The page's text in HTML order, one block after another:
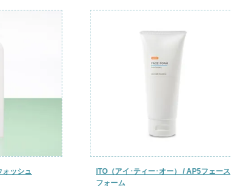
ォッシュ
ITO（アイ･ティー･オー） / AP5フェース
フォーム